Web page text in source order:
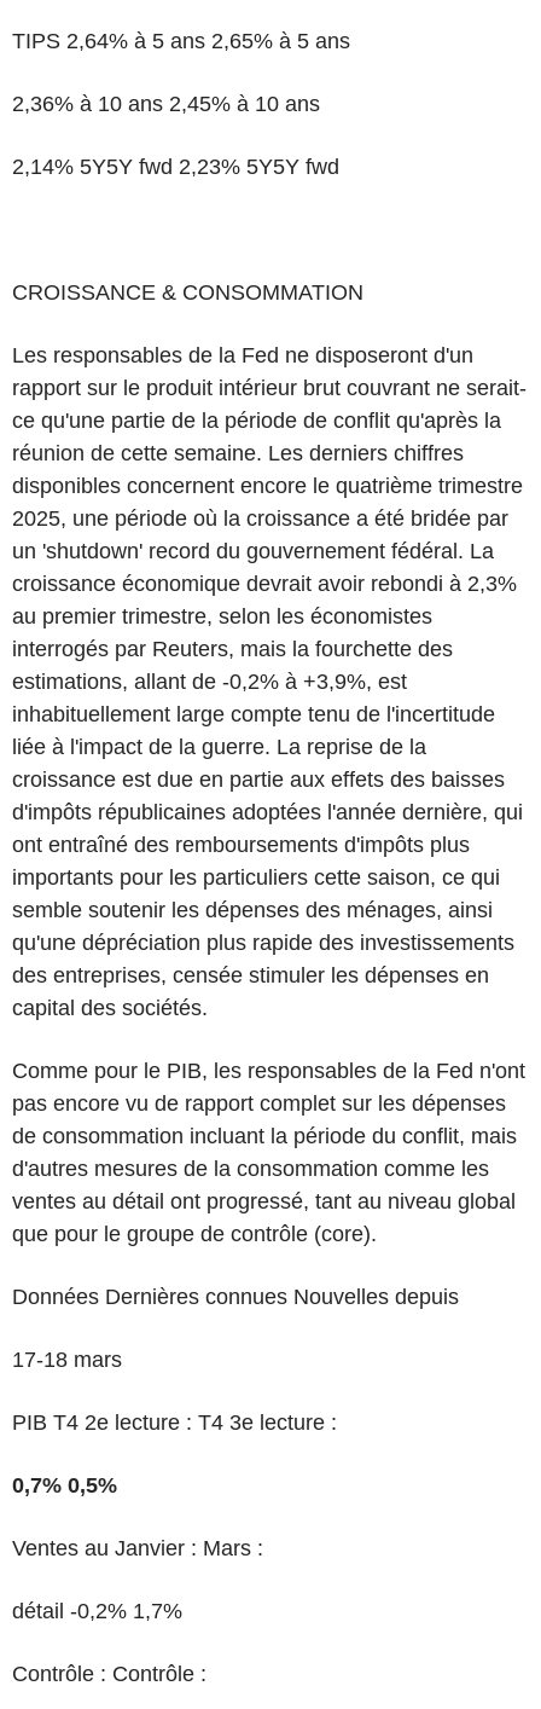
TIPS 2,64% à 5 ans 2,65% à 5 ans
2,36% à 10 ans 2,45% à 10 ans
2,14% 5Y5Y fwd 2,23% 5Y5Y fwd
CROISSANCE & CONSOMMATION
Les responsables de la Fed ne disposeront d'un
rapport sur le produit intérieur brut couvrant ne serait-
ce qu'une partie de la période de conflit qu'après la
réunion de cette semaine. Les derniers chiffres
disponibles concernent encore le quatrième trimestre
2025, une période où la croissance a été bridée par
un 'shutdown' record du gouvernement fédéral. La
croissance économique devrait avoir rebondi à 2,3%
au premier trimestre, selon les économistes
interrogés par Reuters, mais la fourchette des
estimations, allant de -0,2% à +3,9%, est
inhabituellement large compte tenu de l'incertitude
liée à l'impact de la guerre. La reprise de la
croissance est due en partie aux effets des baisses
d'impôts républicaines adoptées l'année dernière, qui
ont entraîné des remboursements d'impôts plus
importants pour les particuliers cette saison, ce qui
semble soutenir les dépenses des ménages, ainsi
qu'une dépréciation plus rapide des investissements
des entreprises, censée stimuler les dépenses en
capital des sociétés.
Comme pour le PIB, les responsables de la Fed n'ont
pas encore vu de rapport complet sur les dépenses
de consommation incluant la période du conflit, mais
d'autres mesures de la consommation comme les
ventes au détail ont progressé, tant au niveau global
que pour le groupe de contrôle (core).
Données Dernières connues Nouvelles depuis
17-18 mars
PIB T4 2e lecture : T4 3e lecture :
0,7% 0,5%
Ventes au Janvier : Mars :
détail -0,2% 1,7%
Contrôle : Contrôle :